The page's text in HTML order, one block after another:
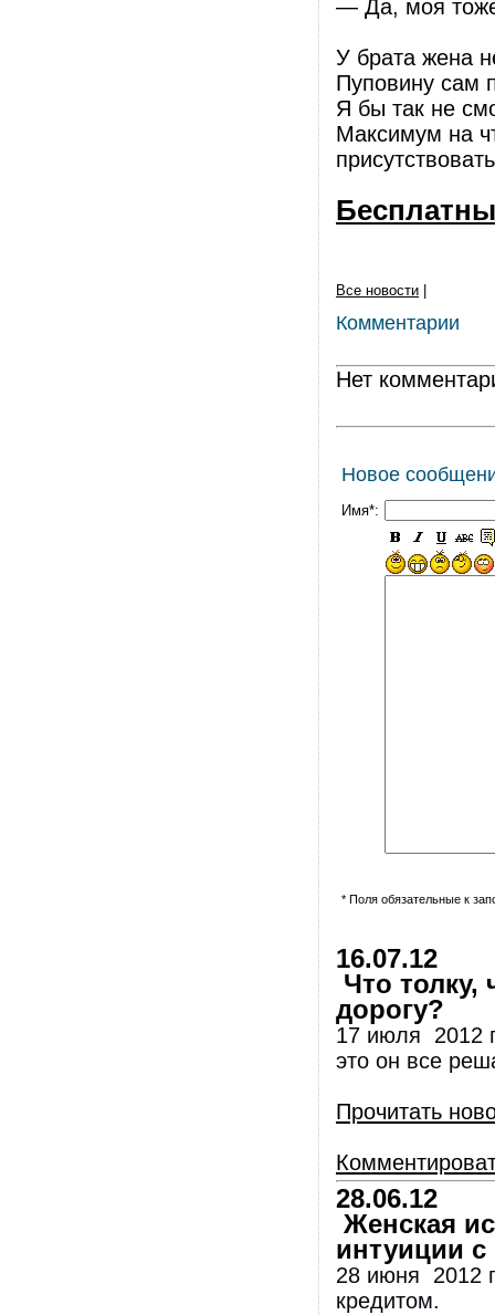
— Да, моя
У брата жена
Пуповину сам
Я бы так не
Максимум на
Все новости
Комментарии
Нет
Новое
Имя*:
* Поля обязательные к
16.07.12
Что толку,
дорогу?
17 июля 2012
это он все
Прочитать
28.06.12
Женская
интуиции
28 июня 2012
кредитом.